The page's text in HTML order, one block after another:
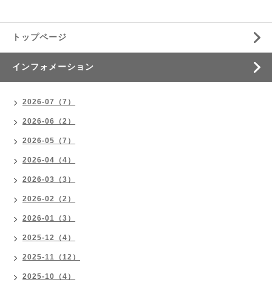
トップページ
インフォメーション
2026-07（7）
2026-06（2）
2026-05（7）
2026-04（4）
2026-03（3）
2026-02（2）
2026-01（3）
2025-12（4）
2025-11（12）
2025-10（4）